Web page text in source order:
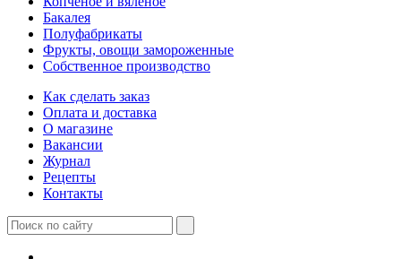
Бакалея
Полуфабрикаты
Фрукты, овощи замороженные
Собственное производство
Как сделать заказ
Оплата и доставка
О магазине
Вакансии
Журнал
Рецепты
Контакты